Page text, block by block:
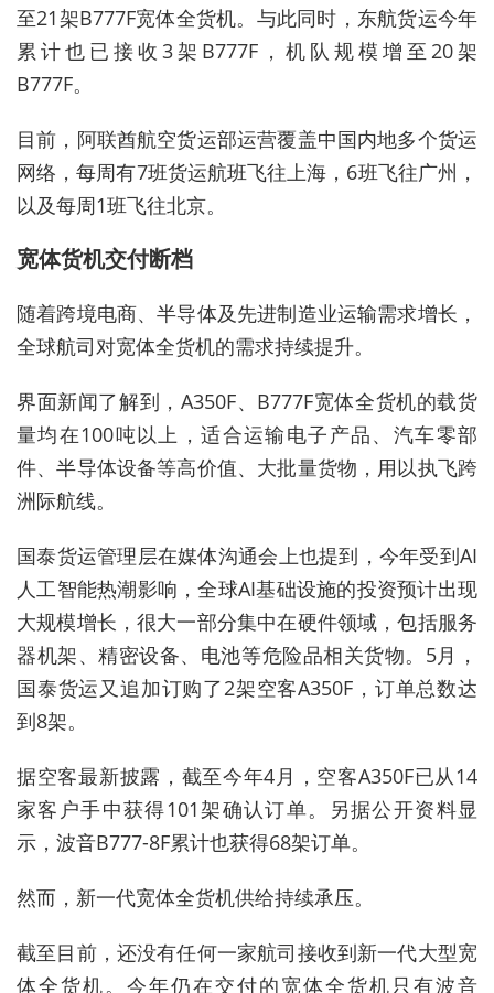
至21架B777F宽体全货机。与此同时，东航货运今年
累计也已接收3架B777F，机队规模增至20架
B777F。
目前，阿联酋航空货运部运营覆盖中国内地多个货运
网络，每周有7班货运航班飞往上海，6班飞往广州，
以及每周1班飞往北京。
宽体货机交付断档
随着跨境电商、半导体及先进制造业运输需求增长，
全球航司对宽体全货机的需求持续提升。
界面新闻了解到，A350F、B777F宽体全货机的载货
量均在100吨以上，适合运输电子产品、汽车零部
件、半导体设备等高价值、大批量货物，用以执飞跨
洲际航线。
国泰货运管理层在媒体沟通会上也提到，今年受到AI
人工智能热潮影响，全球AI基础设施的投资预计出现
大规模增长，很大一部分集中在硬件领域，包括服务
器机架、精密设备、电池等危险品相关货物。 5月，
国泰货运又追加订购了2架空客A350F，订单总数达
到8架。
据空客最新披露，截至今年4月，空客A350F已从14
家客户手中获得101架确认订单。另据公开资料显
示，波音B777-8F累计也获得68架订单。
然而，新一代宽体全货机供给持续承压。
截至目前，还没有任何一家航司接收到新一代大型宽
体全货机。今年仍在交付的宽体全货机只有波音